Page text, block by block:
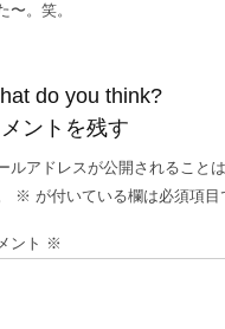
〜。笑。
do you think?
ントを残す
ルアドレスが公開されること
※ が付いている欄は必須項目
ント ※